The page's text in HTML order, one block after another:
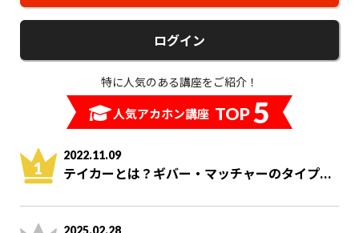
ログイン
特に人気のある講座をご紹介！
人気アカホン講座 TOP5
2022.11.09
テイカーとは？ギバー・マッチャーのタイプ...
2025.02.28